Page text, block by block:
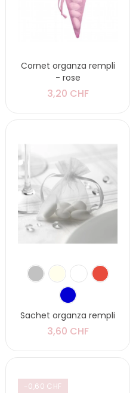
Cornet organza rempli
- rose
3,20 CHF
Sachet organza rempli
3,60 CHF
-0,60 CHF